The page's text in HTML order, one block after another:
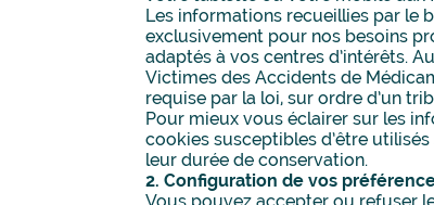
Les informations recueillies par le
exclusivement pour nos besoins
adaptés à vos centres d’intérêts.
Victimes des Accidents de
requise par la loi, sur ordre d’un
Pour mieux vous éclairer sur les
cookies susceptibles d’être
leur durée de conservation.
2. Configuration de vos